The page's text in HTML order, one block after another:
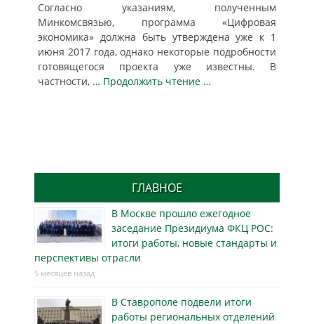
Согласно указаниям, полученным
Минкомсвязью, программа «Цифровая
экономика» должна быть утверждена уже к 1
июня 2017 года, однако некоторые подробности
готовящегося проекта уже известны. В
частности, … Продолжить чтение …
ГЛАВНОЕ
В Москве прошло ежегодное
заседание Президиума ФКЦ РОС:
итоги работы, новые стандарты и
перспективы отрасли
5 месяцев назад
В Ставрополе подвели итоги
работы региональных отделений